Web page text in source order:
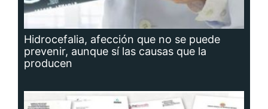
Hidrocefalia, afección que no se puede
prevenir, aunque sí las causas que la
producen